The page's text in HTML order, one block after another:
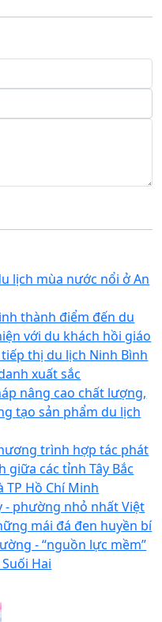
lịch mùa nước nổi ở An
thành điểm đến du
với du khách hồi giáo
thị du lịch Ninh Bình
xuất sắc
nâng cao chất lượng,
tạo sản phẩm du lịch
trình hợp tác phát
giữa các tỉnh Tây Bắc
TP Hồ Chí Minh
- phường nhỏ nhất Việt
mái đá đen huyền bí
- “nguồn lực mềm”
Hai